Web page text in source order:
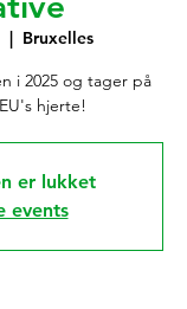
  |
Bruxelles
i 2025 og tager på
hjerte!
er lukket
events